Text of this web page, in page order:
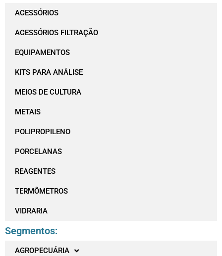
ACESSÓRIOS
ACESSÓRIOS FILTRAÇÃO
EQUIPAMENTOS
KITS PARA ANÁLISE
MEIOS DE CULTURA
METAIS
POLIPROPILENO
PORCELANAS
REAGENTES
TERMÔMETROS
VIDRARIA
Segmentos:
AGROPECUÁRIA